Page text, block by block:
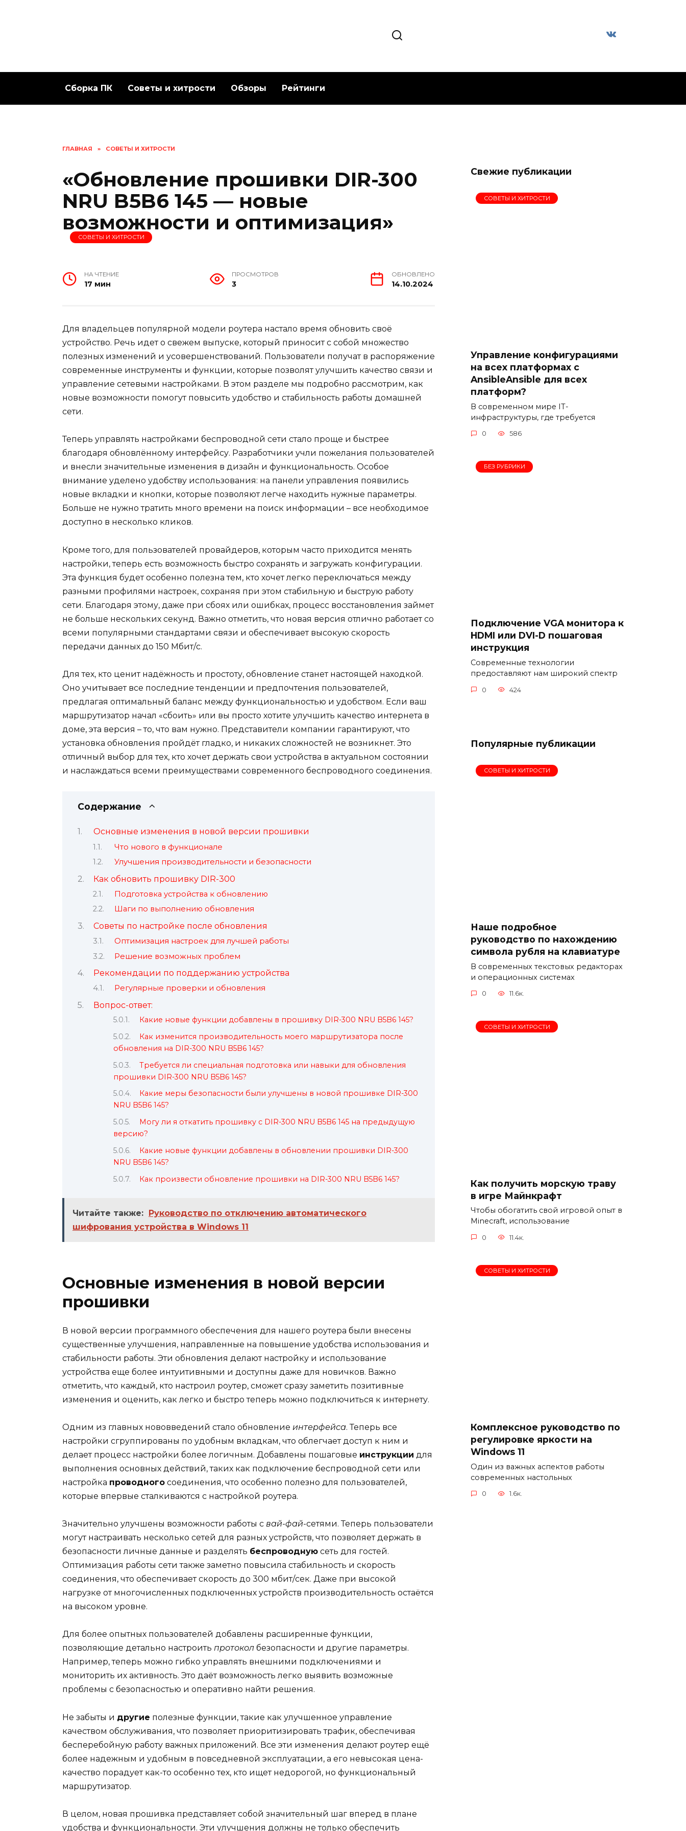
Сборка ПК Советы и хитрости Обзоры Рейтинги
ГЛАВНАЯ » СОВЕТЫ И ХИТРОСТИ
«Обновление прошивки DIR-300
NRU B5B6 145 — новые
возможности и оптимизация»
СОВЕТЫ И ХИТРОСТИ
НА ЧТЕНИЕ
17 мин
ПРОСМОТРОВ
3
ОБНОВЛЕНО
14.10.2024
Для владельцев популярной модели роутера настало время обновить своё
устройство. Речь идет о свежем выпуске, который приносит с собой множество
полезных изменений и усовершенствований. Пользователи получат в распоряжение
современные инструменты и функции, которые позволят улучшить качество связи и
управление сетевыми настройками. В этом разделе мы подробно рассмотрим, как
новые возможности помогут повысить удобство и стабильность работы домашней
сети.
Теперь управлять настройками беспроводной сети стало проще и быстрее
благодаря обновлённому интерфейсу. Разработчики учли пожелания пользователей
и внесли значительные изменения в дизайн и функциональность. Особое
внимание уделено удобству использования: на панели управления появились
новые вкладки и кнопки, которые позволяют легче находить нужные параметры.
Больше не нужно тратить много времени на поиск информации – все необходимое
доступно в несколько кликов.
Кроме того, для пользователей провайдеров, которым часто приходится менять
настройки, теперь есть возможность быстро сохранять и загружать конфигурации.
Эта функция будет особенно полезна тем, кто хочет легко переключаться между
разными профилями настроек, сохраняя при этом стабильную и быструю работу
сети. Благодаря этому, даже при сбоях или ошибках, процесс восстановления займет
не больше нескольких секунд. Важно отметить, что новая версия отлично работает со
всеми популярными стандартами связи и обеспечивает высокую скорость
передачи данных до 150 Мбит/с.
Для тех, кто ценит надёжность и простоту, обновление станет настоящей находкой.
Оно учитывает все последние тенденции и предпочтения пользователей,
предлагая оптимальный баланс между функциональностью и удобством. Если ваш
маршрутизатор начал «сбоить» или вы просто хотите улучшить качество интернета в
доме, эта версия – то, что вам нужно. Представители компании гарантируют, что
установка обновления пройдёт гладко, и никаких сложностей не возникнет. Это
отличный выбор для тех, кто хочет держать свои устройства в актуальном состоянии
и наслаждаться всеми преимуществами современного беспроводного соединения.
Содержание
Основные изменения в новой версии прошивки
Что нового в функционале
Улучшения производительности и безопасности
Как обновить прошивку DIR-300
Подготовка устройства к обновлению
Шаги по выполнению обновления
Советы по настройке после обновления
Оптимизация настроек для лучшей работы
Решение возможных проблем
Рекомендации по поддержанию устройства
Регулярные проверки и обновления
Вопрос-ответ:
Какие новые функции добавлены в прошивку DIR-300 NRU B5B6 145?
Как изменится производительность моего маршрутизатора после
обновления на DIR-300 NRU B5B6 145?
Требуется ли специальная подготовка или навыки для обновления
прошивки DIR-300 NRU B5B6 145?
Какие меры безопасности были улучшены в новой прошивке DIR-300
NRU B5B6 145?
Могу ли я откатить прошивку с DIR-300 NRU B5B6 145 на предыдущую
версию?
Какие новые функции добавлены в обновлении прошивки DIR-300
NRU B5B6 145?
Как произвести обновление прошивки на DIR-300 NRU B5B6 145?
Читайте также: Руководство по отключению автоматического
шифрования устройства в Windows 11
Основные изменения в новой версии
прошивки
В новой версии программного обеспечения для нашего роутера были внесены
существенные улучшения, направленные на повышение удобства использования и
стабильности работы. Эти обновления делают настройку и использование
устройства еще более интуитивными и доступны даже для новичков. Важно
отметить, что каждый, кто настроил роутер, сможет сразу заметить позитивные
изменения и оценить, как легко и быстро теперь можно подключиться к интернету.
Одним из главных нововведений стало обновление интерфейса. Теперь все
настройки сгруппированы по удобным вкладкам, что облегчает доступ к ним и
делает процесс настройки более логичным. Добавлены пошаговые инструкции для
выполнения основных действий, таких как подключение беспроводной сети или
настройка проводного соединения, что особенно полезно для пользователей,
которые впервые сталкиваются с настройкой роутера.
Значительно улучшены возможности работы с вай-фай-сетями. Теперь пользователи
могут настраивать несколько сетей для разных устройств, что позволяет держать в
безопасности личные данные и разделять беспроводную сеть для гостей.
Оптимизация работы сети также заметно повысила стабильность и скорость
соединения, что обеспечивает скорость до 300 мбит/сек. Даже при высокой
нагрузке от многочисленных подключенных устройств производительность остаётся
на высоком уровне.
Для более опытных пользователей добавлены расширенные функции,
позволяющие детально настроить протокол безопасности и другие параметры.
Например, теперь можно гибко управлять внешними подключениями и
мониторить их активность. Это даёт возможность легко выявить возможные
проблемы с безопасностью и оперативно найти решения.
Не забыты и другие полезные функции, такие как улучшенное управление
качеством обслуживания, что позволяет приоритизировать трафик, обеспечивая
бесперебойную работу важных приложений. Все эти изменения делают роутер ещё
более надежным и удобным в повседневной эксплуатации, а его невысокая цена-
качество порадует как-то особенно тех, кто ищет недорогой, но функциональный
маршрутизатор.
В целом, новая прошивка представляет собой значительный шаг вперед в плане
удобства и функциональности. Эти улучшения должны не только обеспечить
Свежие публикации
СОВЕТЫ И ХИТРОСТИ
Управление конфигурациями
на всех платформах с
AnsibleAnsible для всех
платформ?
В современном мире IT-
инфраструктуры, где требуется
0 586
БЕЗ РУБРИКИ
Подключение VGA монитора к
HDMI или DVI-D пошаговая
инструкция
Современные технологии
предоставляют нам широкий спектр
0 424
Популярные публикации
СОВЕТЫ И ХИТРОСТИ
Наше подробное
руководство по нахождению
символа рубля на клавиатуре
В современных текстовых редакторах
и операционных системах
0 11.6к.
СОВЕТЫ И ХИТРОСТИ
Как получить морскую траву
в игре Майнкрафт
Чтобы обогатить свой игровой опыт в
Minecraft, использование
0 11.4к.
СОВЕТЫ И ХИТРОСТИ
Комплексное руководство по
регулировке яркости на
Windows 11
Один из важных аспектов работы
современных настольных
0 1.6к.